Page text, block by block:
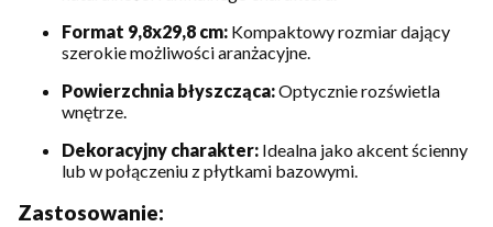
Format 9,8x29,8 cm: Kompaktowy rozmiar dający
szerokie możliwości aranżacyjne.
Powierzchnia błyszcząca:Optycznie rozświetla
wnętrze.
Dekoracyjny charakter: Idealna jako akcent ścienny
lub w połączeniu z płytkami bazowymi.
Zastosowanie: